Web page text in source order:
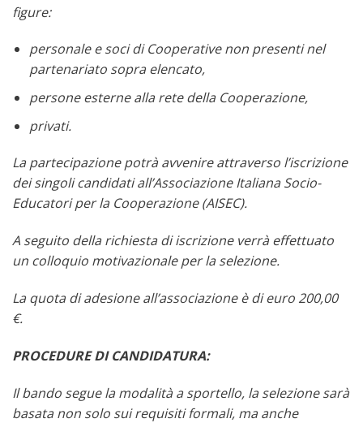
figure:
personale e soci di Cooperative non presenti nel
partenariato sopra elencato,
persone esterne alla rete della Cooperazione,
privati.
La partecipazione potrà avvenire attraverso l’iscrizione
dei singoli candidati all’Associazione Italiana Socio-
Educatori per la Cooperazione (AISEC).
A seguito della richiesta di iscrizione verrà effettuato
un colloquio motivazionale per la selezione.
La quota di adesione all’associazione è di euro 200,00
€.
PROCEDURE DI CANDIDATURA:
Il bando segue la modalità a sportello, la selezione sarà
basata non solo sui requisiti formali, ma anche